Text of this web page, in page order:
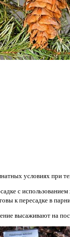
условиях при
с
к пересадке в
высаживают на